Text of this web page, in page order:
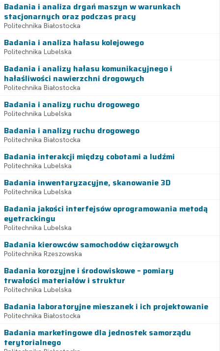
Badania i analiza drgań maszyn w warunkach
stacjonarnych oraz podczas pracy
Politechnika Białostocka
Badania i analiza hałasu kolejowego
Politechnika Lubelska
Badania i analizy hałasu komunikacyjnego i
hałaśliwości nawierzchni drogowych
Politechnika Białostocka
Badania i analizy ruchu drogowego
Politechnika Lubelska
Badania i analizy ruchu drogowego
Politechnika Białostocka
Badania interakcji między cobotami a ludźmi
Politechnika Lubelska
Badania inwentaryzacyjne, skanowanie 3D
Politechnika Lubelska
Badania jakości interfejsów oprogramowania metodą
eyetrackingu
Politechnika Lubelska
Badania kierowców samochodów ciężarowych
Politechnika Rzeszowska
Badania korozyjne i środowiskowe – pomiary
trwałości materiałów i struktur
Politechnika Lubelska
Badania laboratoryjne mieszanek i ich projektowanie
Politechnika Białostocka
Badania marketingowe dla jednostek samorządu
terytorialnego